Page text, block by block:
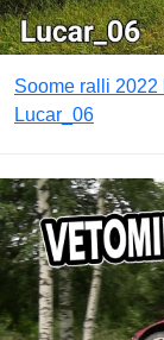
Soome ralli
Lucar_06